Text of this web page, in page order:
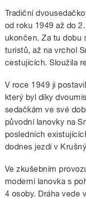
Tradiční
od roku 1949 až do
ukončen. Za tu dobu
turistů, až na vrchol
cestujících. Sloužila
V roce 1949 ji
který byl díky
sedačkám ve své
původní lanovky na
posledních
dodnes jezdí v
Ve zkušebním
moderní lanovka s
4 osoby. Dráha vede